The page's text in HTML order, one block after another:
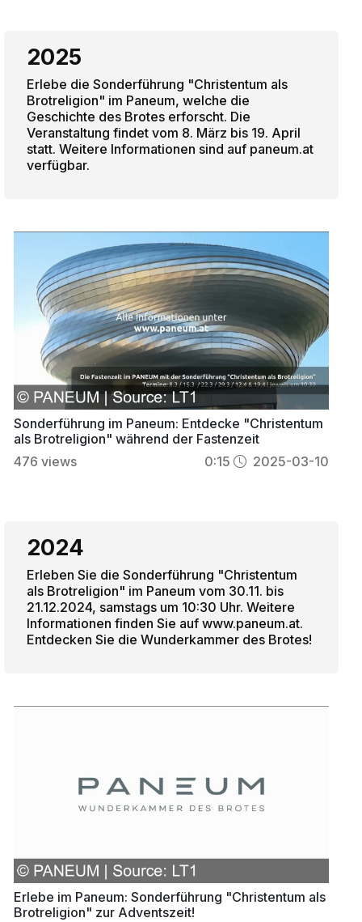
2025
Erlebe die Sonderführung "Christentum als
Brotreligion" im Paneum, welche die
Geschichte des Brotes erforscht. Die
Veranstaltung findet vom 8. März bis 19. April
statt. Weitere Informationen sind auf paneum.at
verfügbar.
Sonderführung im Paneum: Entdecke "Christentum
als Brotreligion" während der Fastenzeit
476 views 0:15 2025-03-10
2024
Erleben Sie die Sonderführung "Christentum
als Brotreligion" im Paneum vom 30.11. bis
21.12.2024, samstags um 10:30 Uhr. Weitere
Informationen finden Sie auf www.paneum.at.
Entdecken Sie die Wunderkammer des Brotes!
Erlebe im Paneum: Sonderführung "Christentum als
Brotreligion" zur Adventszeit!